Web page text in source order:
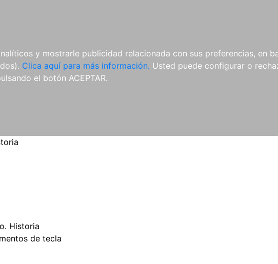
y mostrarle publicidad relacionada con sus preferencias, en
Clica aquí para más información. Usted puede configurar o
el botón ACEPTAR.
REVISTAS
CDS Y
DVDS
MATERIAL
COMPLEMENTARIO
Historia
de tecla